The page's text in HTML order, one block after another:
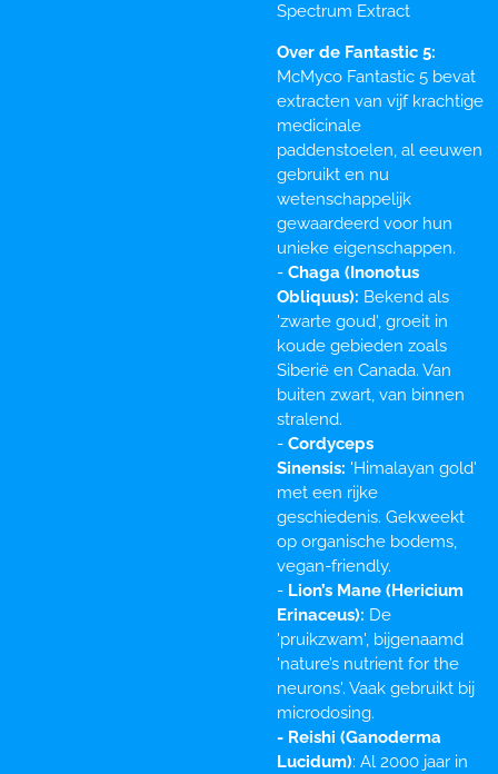
Spectrum Extract
Over de Fantastic 5:
McMyco Fantastic 5 bevat
extracten van vijf krachtige
medicinale
paddenstoelen, al eeuwen
gebruikt en nu
wetenschappelijk
gewaardeerd voor hun
unieke eigenschappen.
- Chaga (Inonotus
Obliquus): Bekend als
'zwarte goud', groeit in
koude gebieden zoals
Siberië en Canada. Van
buiten zwart, van binnen
stralend.
- Cordyceps
Sinensis: 'Himalayan gold'
met een rijke
geschiedenis. Gekweekt
op organische bodems,
vegan-friendly.
- Lion’s Mane (Hericium
Erinaceus): De
'pruikzwam', bijgenaamd
'nature’s nutrient for the
neurons'. Vaak gebruikt bij
microdosing.
- Reishi (Ganoderma
Lucidum): Al 2000 jaar in